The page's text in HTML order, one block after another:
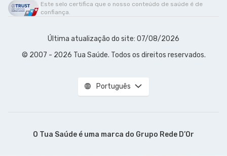
Este selo certifica que o nosso conteúdo de saúde é de
confiança.
Última atualização do site: 07/08/2026
© 2007 - 2026 Tua Saúde. Todos os direitos reservados.
Português
O Tua Saúde é uma marca do Grupo Rede D’Or